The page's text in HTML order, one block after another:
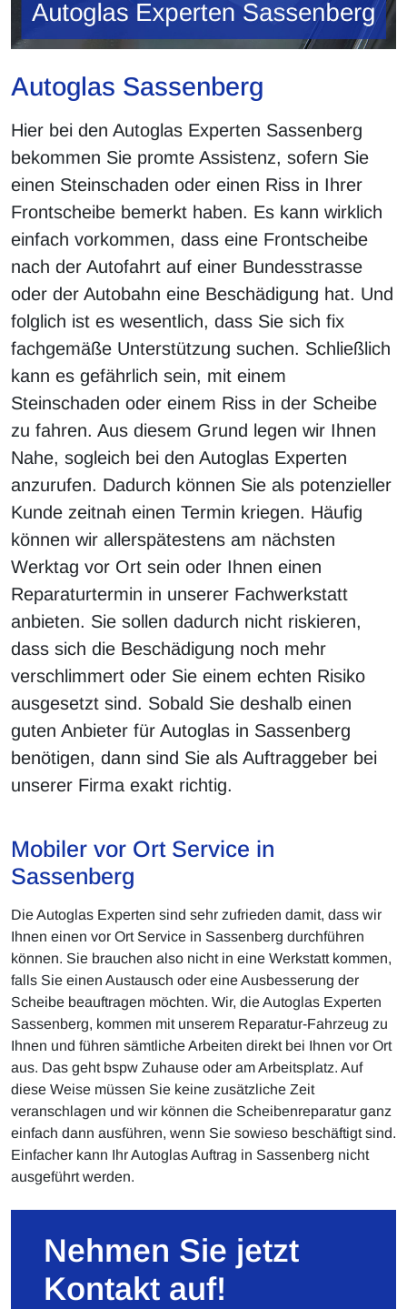
Autoglas Sassenberg
Hier bei den Autoglas Experten Sassenberg
bekommen Sie promte Assistenz, sofern Sie
einen Steinschaden oder einen Riss in Ihrer
Frontscheibe bemerkt haben. Es kann wirklich
einfach vorkommen, dass eine Frontscheibe
nach der Autofahrt auf einer Bundesstrasse
oder der Autobahn eine Beschädigung hat. Und
folglich ist es wesentlich, dass Sie sich fix
fachgemäße Unterstützung suchen. Schließlich
kann es gefährlich sein, mit einem
Steinschaden oder einem Riss in der Scheibe
zu fahren. Aus diesem Grund legen wir Ihnen
Nahe, sogleich bei den Autoglas Experten
anzurufen. Dadurch können Sie als potenzieller
Kunde zeitnah einen Termin kriegen. Häufig
können wir allerspätestens am nächsten
Werktag vor Ort sein oder Ihnen einen
Reparaturtermin in unserer Fachwerkstatt
anbieten. Sie sollen dadurch nicht riskieren,
dass sich die Beschädigung noch mehr
verschlimmert oder Sie einem echten Risiko
ausgesetzt sind. Sobald Sie deshalb einen
guten Anbieter für Autoglas in Sassenberg
benötigen, dann sind Sie als Auftraggeber bei
unserer Firma exakt richtig.
Mobiler vor Ort Service in
Sassenberg
Die Autoglas Experten sind sehr zufrieden damit, dass wir
Ihnen einen vor Ort Service in Sassenberg durchführen
können. Sie brauchen also nicht in eine Werkstatt kommen,
falls Sie einen Austausch oder eine Ausbesserung der
Scheibe beauftragen möchten. Wir, die Autoglas Experten
Sassenberg, kommen mit unserem Reparatur-Fahrzeug zu
Ihnen und führen sämtliche Arbeiten direkt bei Ihnen vor Ort
aus. Das geht bspw Zuhause oder am Arbeitsplatz. Auf
diese Weise müssen Sie keine zusätzliche Zeit
veranschlagen und wir können die Scheibenreparatur ganz
einfach dann ausführen, wenn Sie sowieso beschäftigt sind.
Einfacher kann Ihr Autoglas Auftrag in Sassenberg nicht
ausgeführt werden.
Nehmen Sie jetzt
Kontakt auf!